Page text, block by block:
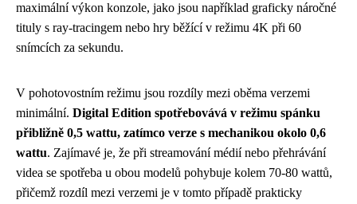
maximální výkon konzole, jako jsou například graficky náročné
tituly s ray-tracingem nebo hry běžící v režimu 4K při 60
snímcích za sekundu.
V pohotovostním režimu jsou rozdíly mezi oběma verzemi
minimální. Digital Edition spotřebovává v režimu spánku
přibližně 0,5 wattu, zatímco verze s mechanikou okolo 0,6
wattu. Zajímavé je, že při streamování médií nebo přehrávání
videa se spotřeba u obou modelů pohybuje kolem 70-80 wattů,
přičemž rozdíl mezi verzemi je v tomto případě prakticky